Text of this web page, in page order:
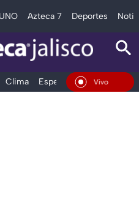
Azteca 7 Deportes
Clima Espectáculos Deportes
En Vivo